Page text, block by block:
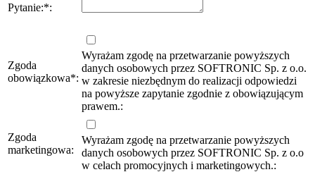
Pytanie:*:
Zgoda
obowiązkowa*:
Wyrażam zgodę na przetwarzanie powyższych
danych osobowych przez SOFTRONIC Sp. z o.o.
w zakresie niezbędnym do realizacji odpowiedzi
na powyższe zapytanie zgodnie z obowiązującym
prawem.:
Zgoda
marketingowa:
Wyrażam zgodę na przetwarzanie powyższych
danych osobowych przez SOFTRONIC Sp. z o.o
w celach promocyjnych i marketingowych.: